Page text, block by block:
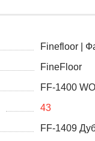
Finefloor |
FineFloor
FF-1400
43
FF-1409